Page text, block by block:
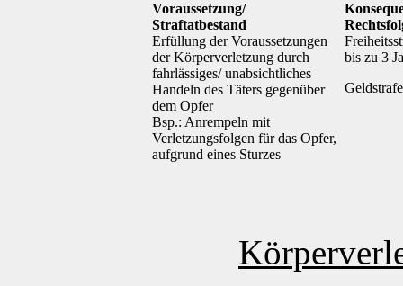
Voraussetzung/
Straftatbestand
Erfüllung der Voraussetzungen
der Körperverletzung durch
fahrlässiges/ unabsichtliches
Handeln des Täters gegenüber
dem Opfer
Bsp.: Anrempeln mit
Verletzungsfolgen für das Opfer,
aufgrund eines Sturzes
bis zu 3
Geldstrafe